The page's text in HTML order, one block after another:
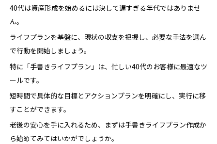
40代は資産形成を始めるには決して遅すぎる年代ではありませ
ん。
ライフプランを基盤に、現状の収支を把握し、必要な手法を選ん
で行動を開始しましょう。
特に「手書きライフプラン」は、忙しい40代のお客様に最適なツ
ールです。
短時間で具体的な目標とアクションプランを明確にし、実行に移
すことができます。
老後の安心を手に入れるため、まずは手書きライフプラン作成か
ら始めてみてはいかがでしょうか。